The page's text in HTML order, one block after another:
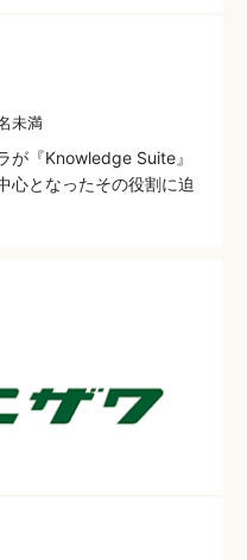
未満
が『Knowledge Suite』
心となったその役割に迫